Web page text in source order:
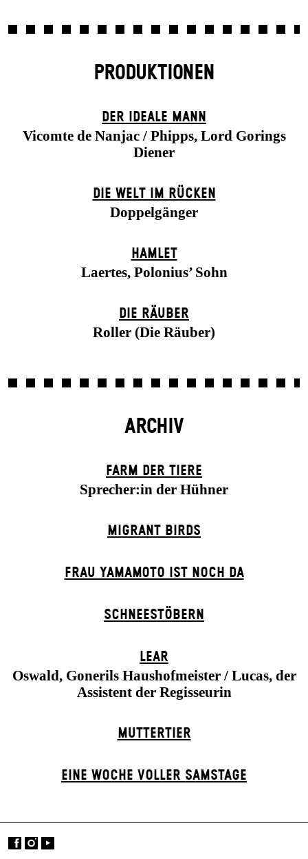
PRODUKTIONEN
DER IDEALE MANN
Vicomte de Nanjac / Phipps, Lord Gorings
Diener
DIE WELT IM RÜCKEN
Doppelgänger
HAMLET
Laertes, Polonius’ Sohn
DIE RÄUBER
Roller (Die Räuber)
ARCHIV
FARM DER TIERE
Sprecher:in der Hühner
MIGRANT BIRDS
FRAU YAMAMOTO IST NOCH DA
SCHNEE­STÖBERN
LEAR
Oswald, Gonerils Haushofmeister / Lucas, der
Assistent der Regisseurin
MUTTER­TIER
EINE WOCHE VOLLER SAMSTAGE